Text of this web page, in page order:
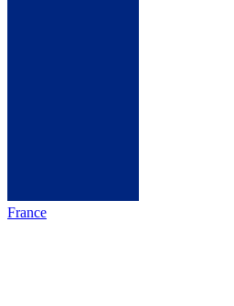
France